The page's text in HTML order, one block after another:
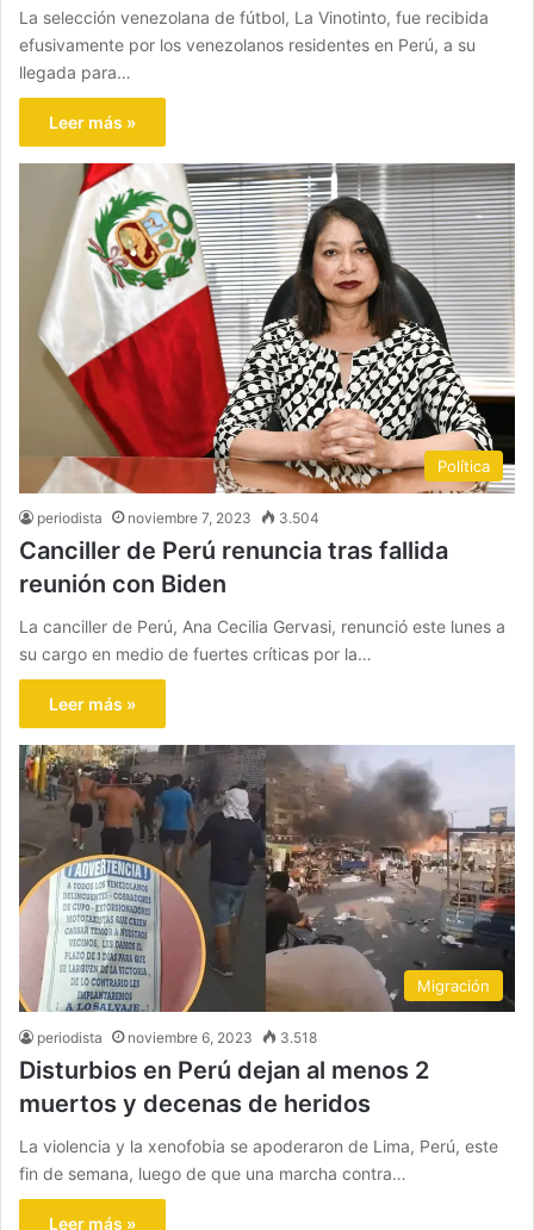
La selección venezolana de fútbol, La Vinotinto, fue recibida
efusivamente por los venezolanos residentes en Perú, a su
llegada para…
Leer más »
Política
periodista noviembre 7, 2023 3.504
Canciller de Perú renuncia tras fallida
reunión con Biden
La canciller de Perú, Ana Cecilia Gervasi, renunció este lunes a
su cargo en medio de fuertes críticas por la…
Leer más »
Migración
periodista noviembre 6, 2023 3.518
Disturbios en Perú dejan al menos 2
muertos y decenas de heridos
La violencia y la xenofobia se apoderaron de Lima, Perú, este
fin de semana, luego de que una marcha contra…
Leer más »